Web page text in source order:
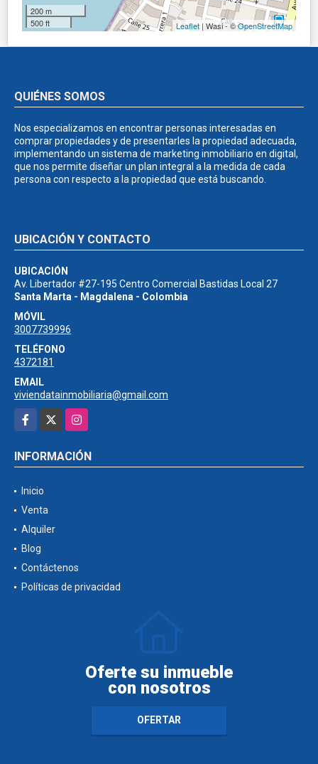
200 m
500 ft
Leaflet| Wasi - ©OpenStreetMap
QUIÉNES SOMOS
Nos especializamos en encontrar personas interesadas en
comprar propiedades y de presentarles la propiedad adecuada,
implementando un sistema de marketing inmobiliario en digital,
que nos permite diseñar un plan integral a la medida de cada
persona con respecto a la propiedad que está buscando.
UBICACIÓN Y CONTACTO
UBICACIÓN
Av. Libertador #27-195 Centro Comercial Bastidas Local 27
Santa Marta - Magdalena - Colombia
MÓVIL
3007739996
TELÉFONO
4372181
EMAIL
viviendatainmobiliaria@gmail.com
Facebook
Instagram
INFORMACIÓN
Inicio
Venta
Alquiler
Blog
Contáctenos
Políticas de privacidad
Oferte su inmueble
con nosotros
OFERTAR